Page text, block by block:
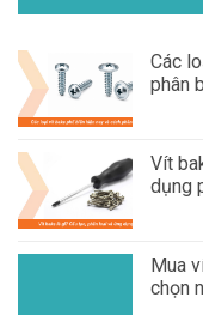
Các
phân
Vít
dụng
Mua
chọn